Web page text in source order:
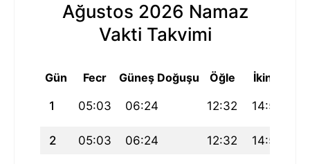
Ağustos 2026 Namaz
Vakti Takvimi
Gün Fecr Güneş Doğuşu Öğle İkindi
1 05:03 06:24 12:32 14:50
2 05:03 06:24 12:32 14:51